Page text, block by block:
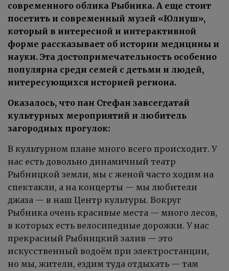
современного облика Рыбника. А еще стоит
посетить и современный музей «Юлиуш»,
который в интересной и интерактивной
форме рассказывает об истории медицины и
науки. Эта достопримечательность особенно
популярна среди семей с детьми и людей,
интересующихся историей региона.
Оказалось, что пан Стефан завсегдатай
культурных мероприятий и любитель
загородных прогулок:
В культурном плане много всего происходит. У
нас есть довольно динамичный театр
Рыбницкой земли, мы с женой часто ходим на
спектакли, а на концерты — мы любители
джаза — в наш Центр культуры. Вокруг
Рыбника очень красивые места — много лесов,
в которых есть велосипедные дорожки. У нас
прекрасный Рыбницкий залив — это
искусственный водоём при электростанции,
но мы, жители, ездим туда отдыхать — там